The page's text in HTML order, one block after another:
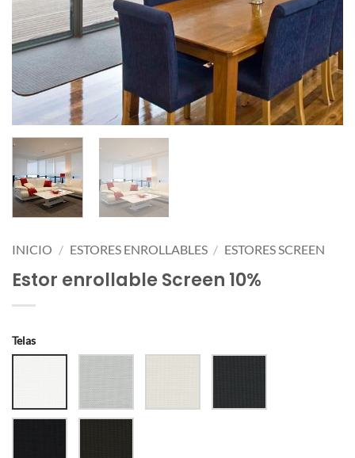
INICIO / ESTORES ENROLLABLES / ESTORES SCREEN
Estor enrollable Screen 10%
Telas